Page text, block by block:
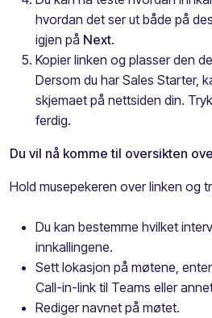
hvordan det ser ut både på
igjen på Next.
Kopier linken og plasser den
Dersom du har Sales Starter,
skjemaet på nettsiden din.
ferdig.
Du vil nå komme til oversikten
Hold musepekeren over linken og
Du kan bestemme hvilket
innkallingene.
Sett lokasjon på møtene,
Call-in-link til Teams eller
Rediger navnet på møtet.